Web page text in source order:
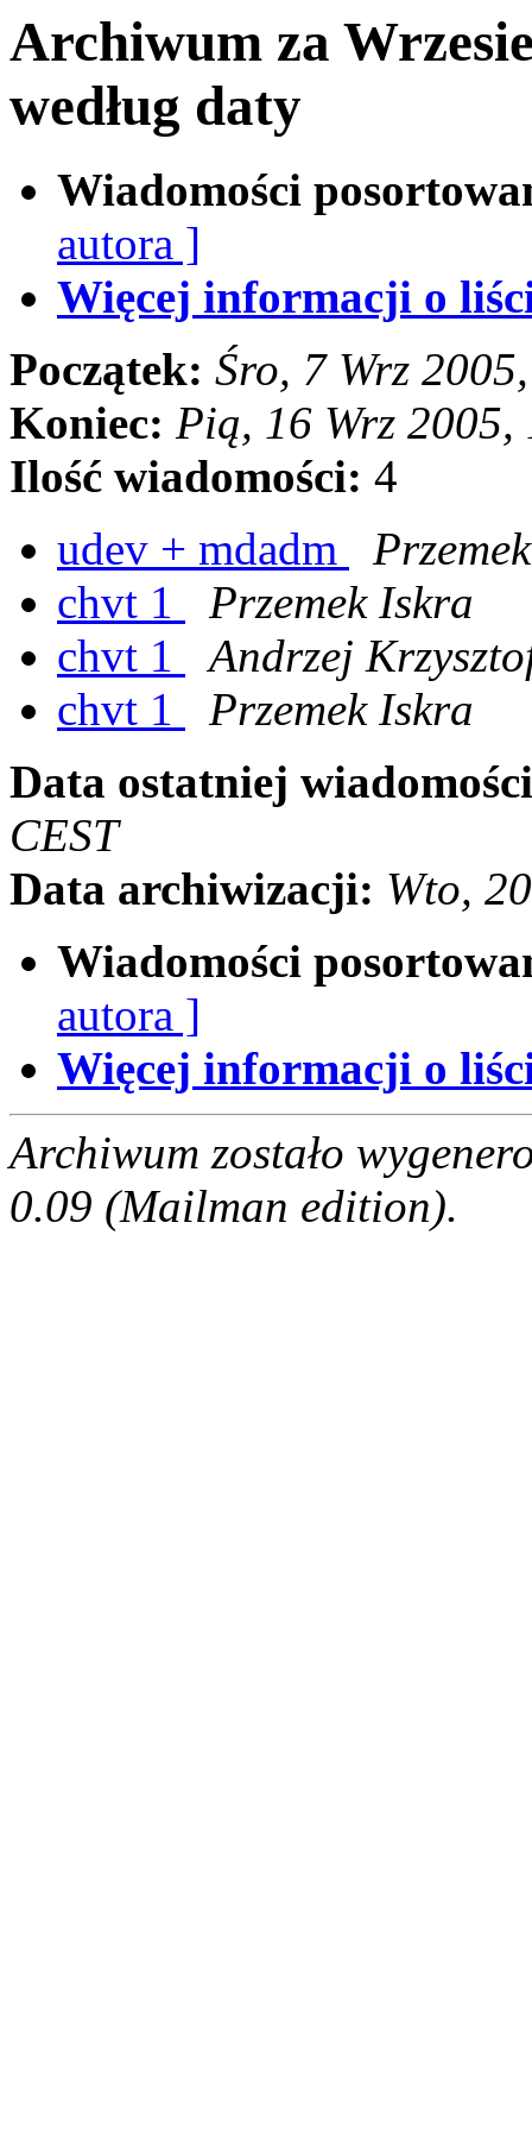
Archiwum za
według daty
Wiadomości
autora ]
Więcej informacji o
Początek: Śro, 7 Wrz
Koniec: Pią, 16 Wrz
Ilość wiadomości: 4
udev + mdadm
chvt 1
Przemek Iskra
chvt 1
Andrzej
chvt 1
Przemek Iskra
Data ostatniej
CEST
Data archiwizacji: Wto,
Wiadomości
autora ]
Więcej informacji o
Archiwum zostało
0.09 (Mailman edition).